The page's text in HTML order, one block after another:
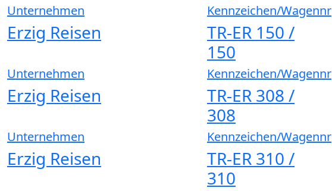
Unternehmen
Erzig Reisen
Kennzeichen/Wagennr
TR-ER 150 /
150
Unternehmen
Erzig Reisen
Kennzeichen/Wagennr
TR-ER 308 /
308
Unternehmen
Erzig Reisen
Kennzeichen/Wagennr
TR-ER 310 /
310